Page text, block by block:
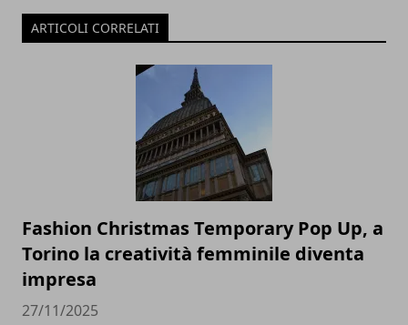
ARTICOLI CORRELATI
Fashion Christmas Temporary Pop Up, a
Torino la creatività femminile diventa
impresa
27/11/2025